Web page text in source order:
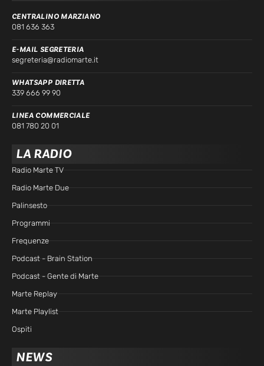
CENTRALINO MARZIANO
081 636 363
E-MAIL SEGRETERIA
segreteria@radiomarte.it
WHATSAPP DIRETTA
339 666 99 90
LINEA COMMERCIALE
081 780 20 01
LA RADIO
Radio Marte TV
Radio Marte Due
Palinsesto
Programmi
Frequenze
Podcast - Brain Station
Podcast - Gente di Marte
Marte Replay
Marte Playlist
Ospiti
NEWS